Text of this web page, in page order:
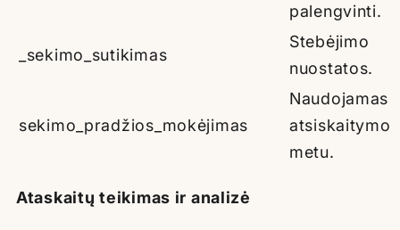
palengvinti.
_sekimo_sutikimas
Stebėjimo
nuostatos.
sekimo_pradžios_mokėjimas
Naudojamas
atsiskaitymo
metu.
Ataskaitų teikimas ir analizė